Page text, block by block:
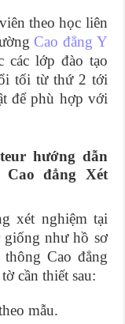
theo học liên
Cao đẳng Y
các lớp đào tạo
tối từ thứ 2 tới
để phù hợp với
hướng dẫn
đẳng Xét
xét nghiệm tại
giống như hồ sơ
Cao đẳng
cần thiết sau:
mẫu.